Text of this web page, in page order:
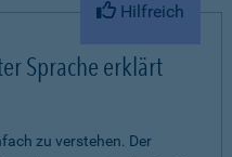
Hilfreich
Sprache erklärt
zu verstehen. Der